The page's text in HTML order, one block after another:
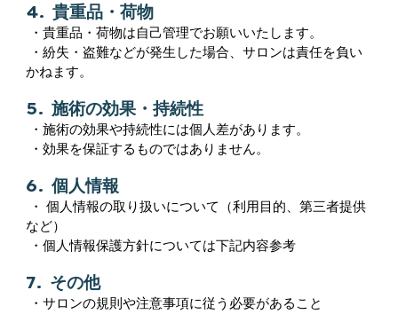
4. 貴重品・荷物
・貴重品・荷物は自己管理でお願いいたします。
・紛失・盗難などが発生した場合、サロンは責任を負い
かねます。
5. 施術の効果・持続性
・施術の効果や持続性には個人差があります。
・効果を保証するものではありません。
6. 個人情報
・ 個人情報の取り扱いについて（利用目的、第三者提供
など）
・個人情報保護方針については下記内容参考
7. その他
・サロンの規則や注意事項に従う必要があること